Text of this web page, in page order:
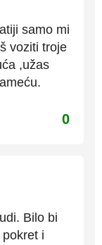
samo mi
voziti troje
,užas
0
Bilo bi
i